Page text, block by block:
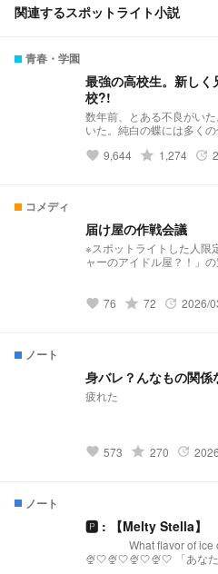
関連するスポットライト小説
青春・学園
最強の高校生。新し
校?!
数年前、とある不良がい
いた。純白の蝶には多く
良グループを1人で潰した
子。
favorite 9,644 grade 1,274 update
コメディ
届け屋の作戦会議
※スポットライトした人限
ャーのアイドル屋？！」
favorite 76 grade 72 update 2026/
ノート
身バレ？んなもの関係
疲れた
favorite 573 grade 270 update
ノート
🅿︎ : 【Melty Stella】
What flavor of ice
🍨🤍🍨🤍🍨🤍🍨🤍 「あなたの日常を甘く、冷たく、きらめか